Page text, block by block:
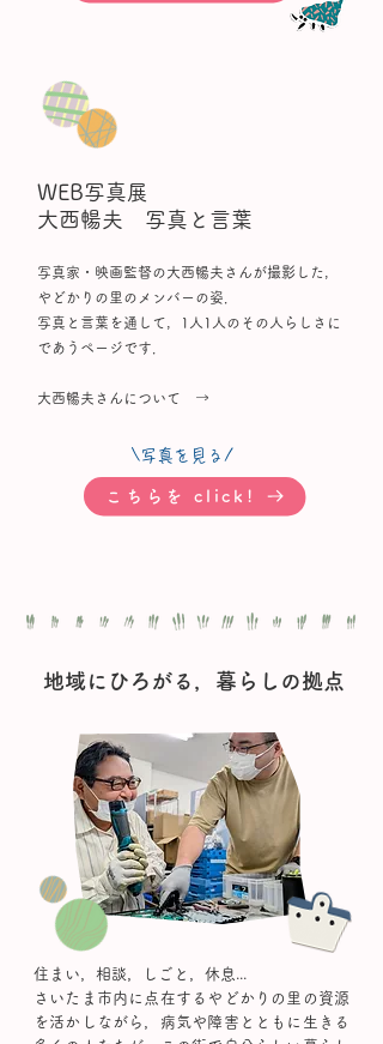
WEB写真展
大西暢夫 写真と言葉
写真家・映画監督の大西暢夫さんが撮影した，
やどかりの里のメンバーの姿．
写真と言葉を通して，1人1人のその人らしさに
であうページです．
​大西暢夫さんについて →​
\写真を見る/
こちらを click!
地域にひろがる，暮らしの拠点
住まい，相談，しごと，休息...
さいたま市内に点在するやどかりの里の資源
を活かしながら，病気や障害とともに生きる